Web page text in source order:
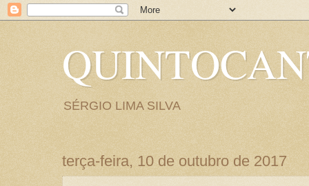
SÉRGIO LIMA SILVA
terça-feira, 10 de outubro de 2017